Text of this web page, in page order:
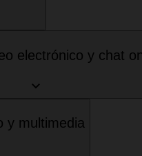
electrónico y chat
y multimedia